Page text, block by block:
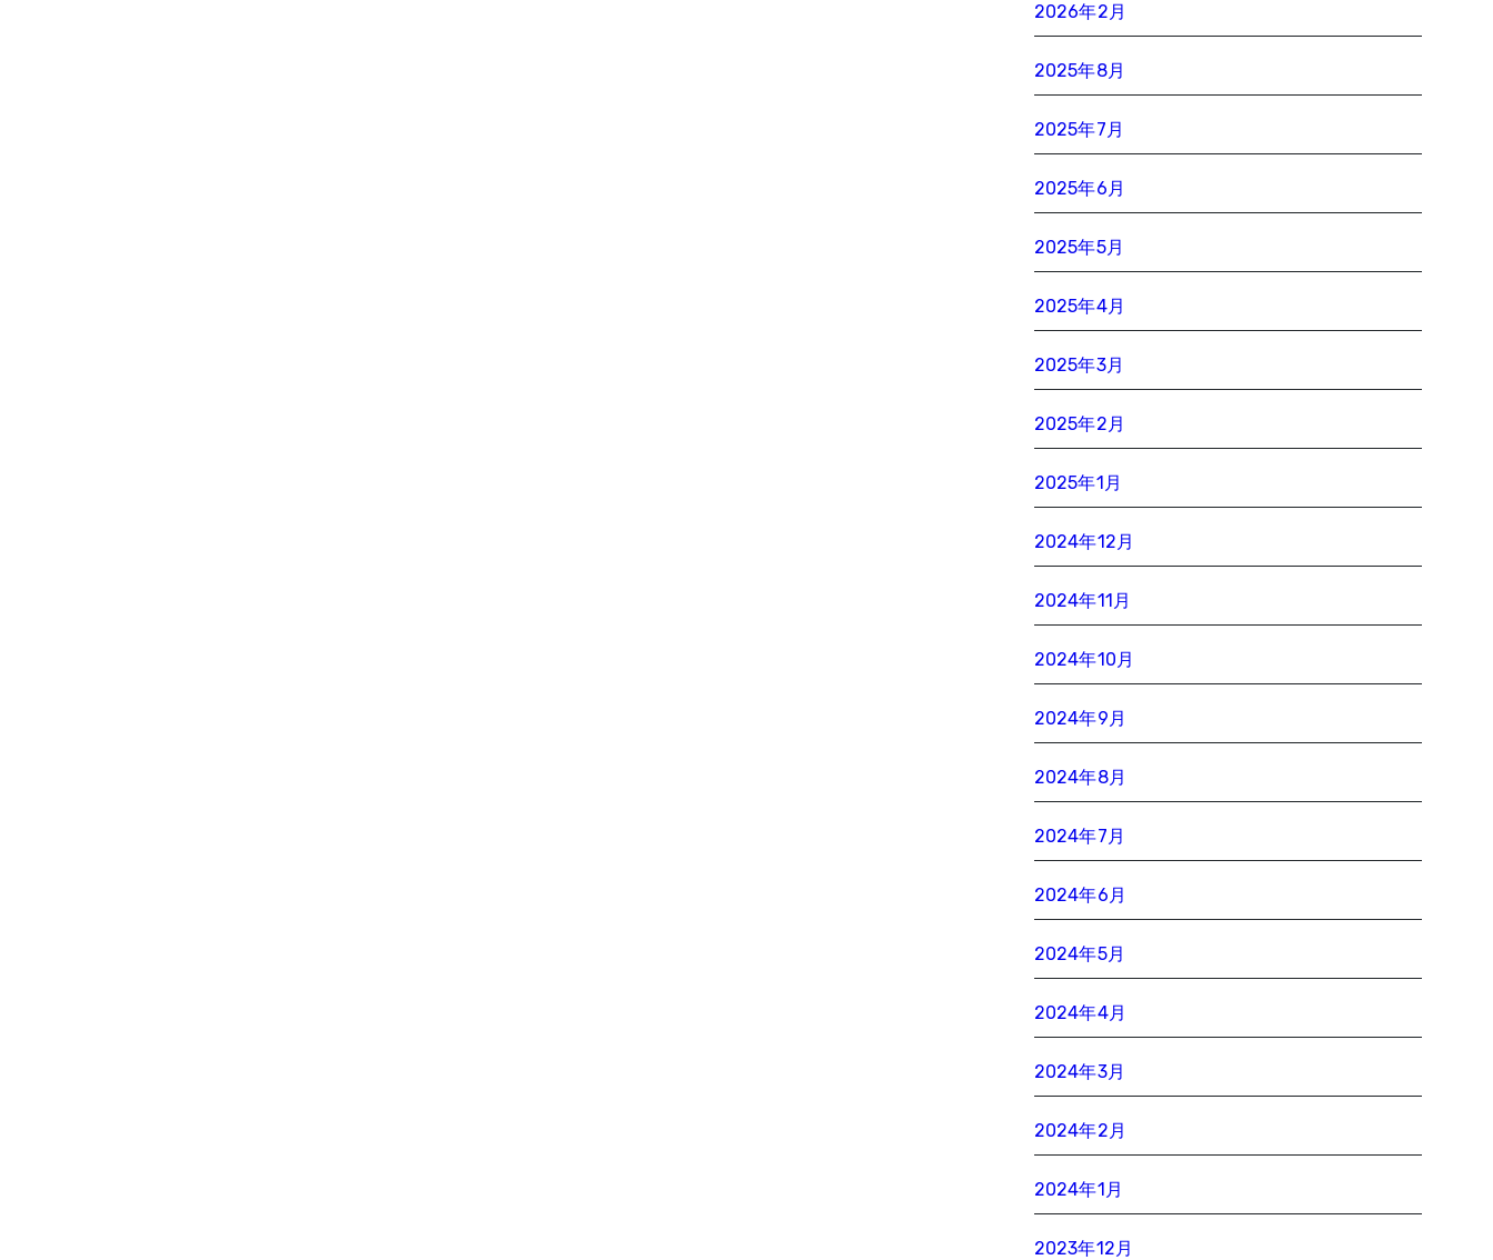
2026年2月
2025年8月
2025年7月
2025年6月
2025年5月
2025年4月
2025年3月
2025年2月
2025年1月
2024年12月
2024年11月
2024年10月
2024年9月
2024年8月
2024年7月
2024年6月
2024年5月
2024年4月
2024年3月
2024年2月
2024年1月
2023年12月